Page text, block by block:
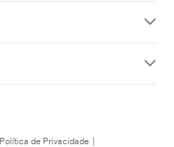
Política de Privacidade